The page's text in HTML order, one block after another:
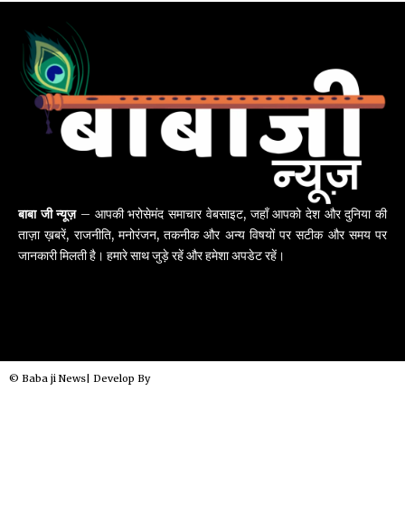
बाबा जी न्यूज़– आपकी भरोसेमंद समाचार वेबसाइट, जहाँ आपको देश और दुनिया की
ताज़ा ख़बरें, राजनीति, मनोरंजन, तकनीक और अन्य विषयों पर सटीक और समय पर
जानकारी मिलती है। हमारे साथ जुड़े रहें और हमेशा अपडेट रहें।
© Baba ji News| Develop By